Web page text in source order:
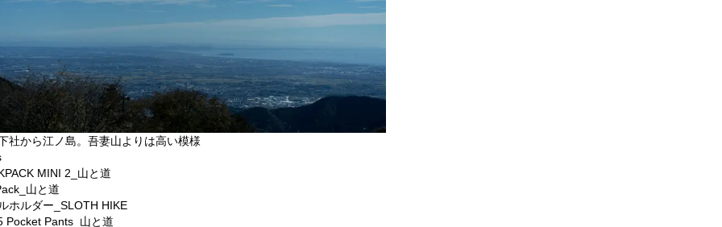
社から江ノ島。吾妻山よりは高い模様
MINI 2_山と道
山と道
ホルダー_SLOTH HIKE
Pocket Pants_山と道